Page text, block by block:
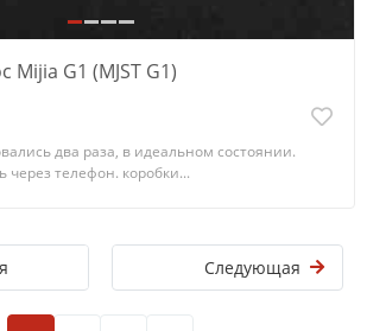
Mijia G1 (MJST G1)
два раза, в идеальном состоянии.
телефон. коробки...
Следующая